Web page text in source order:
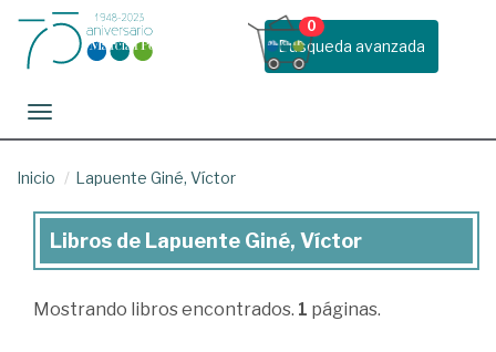
Busqueda avanzada
0
Toggle navigation
Inicio Lapuente Giné, Víctor
Libros
Lapuente
Libros de Lapuente Giné, Víctor
Mostrando libros encontrados. 1 páginas.